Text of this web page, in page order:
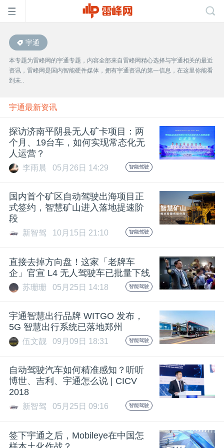
首
页
雷
峰
网
公
活
动
中
心
GAIR
专
宇通
本专题为雷峰网的宇通专题，内容全部来自雷峰网精心选择与宇通相关的最近
资讯，雷峰网是国内智能硬件媒体，拥有宇通资讯的第一信息，在这里你能看
到未..
宇通最新资讯
探访济南平阴县无人矿卡项目：两
个月、19台车，如何实现常态化无
人运营？
李雨晨 05月26日 14:29 智能驾驶
国内首个矿区自动驾驶出海项目正
式签约，智慧矿山进入落地提速阶
段
新智驾 10月15日 21:10 智能驾驶
直接去掉方向盘！这家「老牌车
企」官宣 L4 无人驾驶车已批量下线
苏珊珊 05月25日 14:18 智能驾驶
宇通智慧出行品牌 WITGO 发布，
5G 智慧出行系统已落地郑州
伍文靓 09月09日 18:31 智能驾驶
自动驾驶汽车如何精准感知？听听
博世、吉利、宇通怎么说 | CICV
2018
新智驾 05月25日 09:16 智能驾驶
签下宇通之后，Mobileye在中国怎